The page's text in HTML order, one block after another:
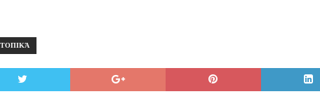
ΤΟΠΙΚΆ